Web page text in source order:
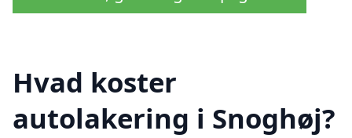
Hvad koster
autolakering i Snoghøj?